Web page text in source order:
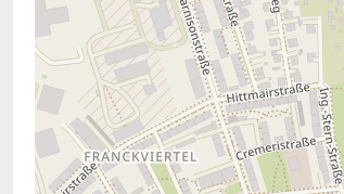
ANBIETER KONTAKTIEREN